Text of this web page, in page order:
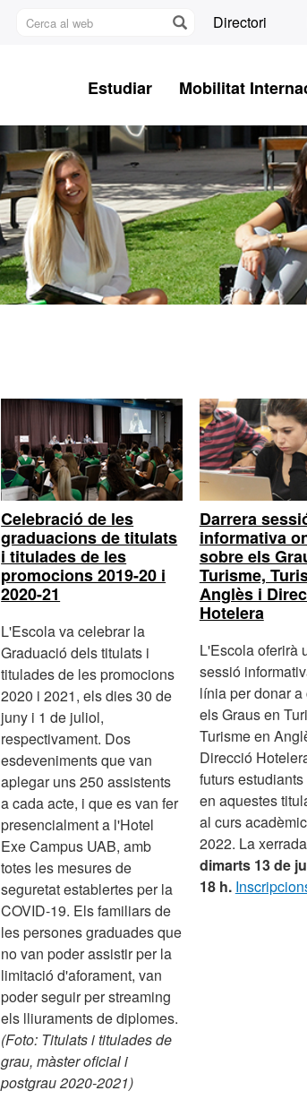
Cerca
Directori
Estudiar Mobilitat
Celebració de les
graduacions de titulats
i titulades de les
promocions 2019-20 i
2020-21
L'Escola va celebrar la
Graduació dels titulats i
titulades de les promocions
2020 i 2021, els dies 30 de
juny i 1 de juliol,
respectivament. Dos
esdeveniments que van
aplegar uns 250 assistents
a cada acte, i que es van fer
presencialment a l'Hotel
Exe Campus UAB, amb
totes les mesures de
seguretat establertes per la
COVID-19. Els familiars de
les persones graduades que
no van poder assistir per la
limitació d'aforament, van
poder seguir per streaming
els lliuraments de diplomes.
(Foto: Titulats i titulades de
grau, màster oficial i
postgrau 2020-2021)
Darrera
informativa
sobre els
Turisme,
Anglès i
Hotelera
L'Escola oferirà
sessió
línia per donar
els Graus en
Turisme en
Direcció
futurs
en aquestes
al curs
2022. La
dimarts 13 de
18 h.